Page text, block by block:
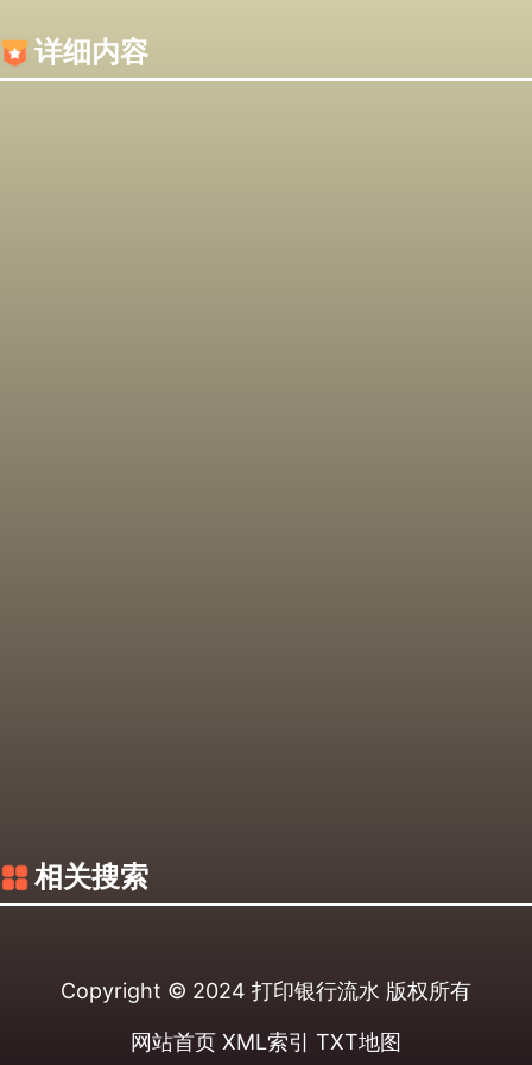
详细内容
相关搜索
Copyright © 2024 打印银行流水 版权所有
网站首页 XML索引 TXT地图